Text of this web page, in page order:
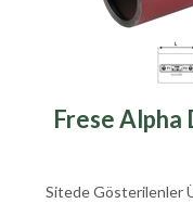
Frese Alpha
Sitede Gösterilenler